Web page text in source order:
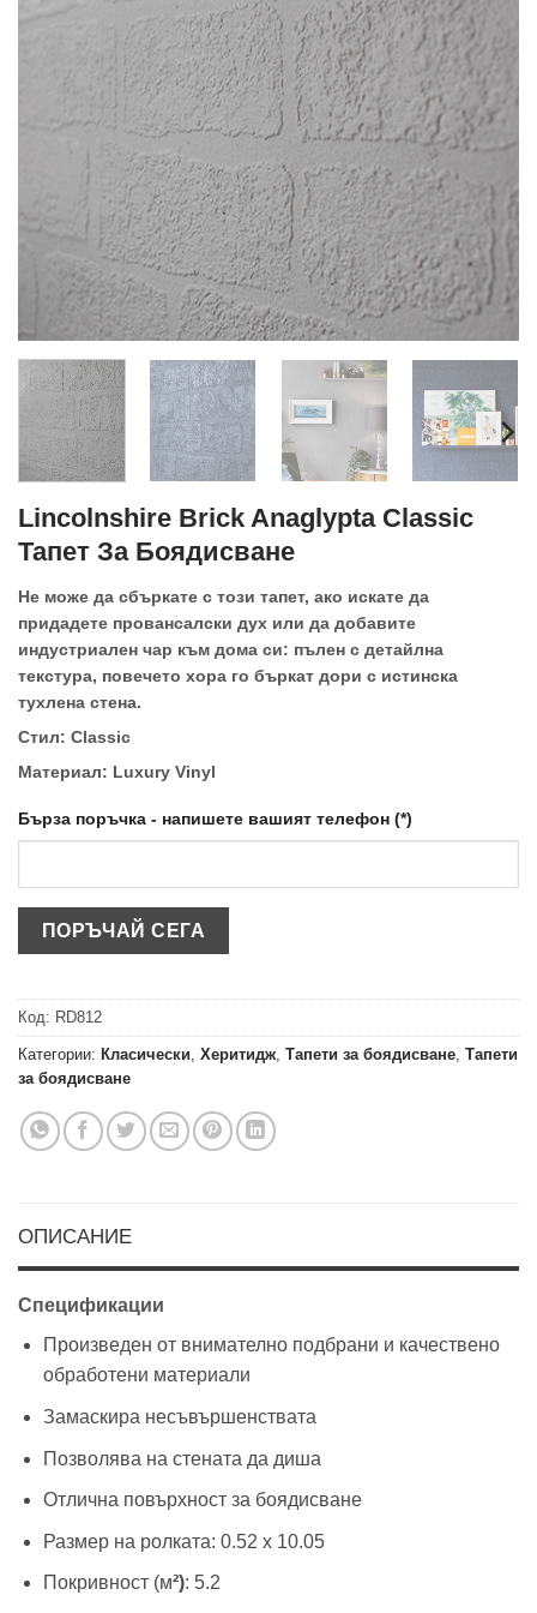
Lincolnshire Brick Anaglypta Classic
Тапет За Боядисване
Не може да сбъркате с този тапет, ако искате да
придадете провансалски дух или да добавите
индустриален чар към дома си: пълен с детайлна
текстура, повечето хора го бъркат дори с истинска
тухлена стена.
Стил: Classic
Материал: Luxury Vinyl
Бърза поръчка - напишете вашият телефон (*)
Код: RD812
Категории: Класически Херитидж Тапети за боядисване Тапети
за боядисване
ОПИСАНИЕ
Спецификации
Произведен от внимателно подбрани и качествено
обработени материали
Замаскира несъвършенствата
Позволява на стената да диша
Отлична повърхност за боядисване
Размер на ролката: 0.52 х 10.05
Покривност (м²): 5.2